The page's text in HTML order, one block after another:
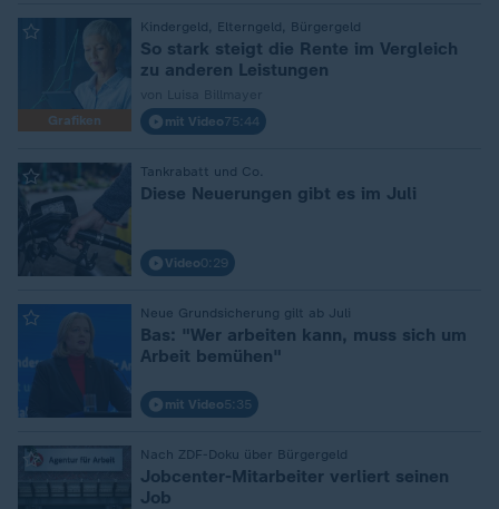
Grafiken
Kindergeld, Elterngeld, Bürgergeld
So stark steigt die Rente im Vergleich
zu anderen Leistungen
mit Video75:44
Tankrabatt und Co.
:
Diese Neuerungen gibt es im Juli
Video0:29
Neue Grundsicherung gilt ab Juli
Bas: "Wer arbeiten kann, muss sich um
Arbeit bemühen"
mit Video5:35
Nach ZDF-Doku über Bürgergeld
Jobcenter-Mitarbeiter verliert seinen
Job